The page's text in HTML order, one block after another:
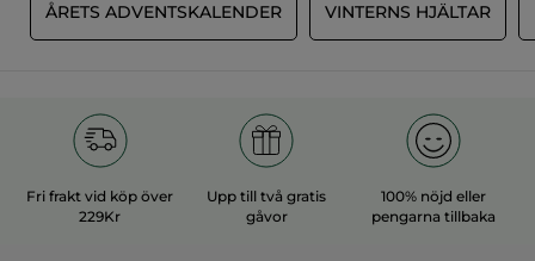
ÅRETS ADVENTSKALENDER VINTERNS HJÄLTAR
Fri frakt vid köp över
229Kr
Upp till två gratis
gåvor
100% nöjd eller
pengarna tillbaka